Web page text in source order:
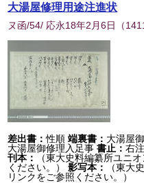
大湯屋修理用途注進状
ヌ函/54/ 応永18年2月6日 （
差出書：性順 端裏書： 大湯屋
大湯屋御修理入足事書止：右
刊本：
（東大史料編纂所ユニ
ください。）
影写本：
（東大
リンクをご参照ください。）